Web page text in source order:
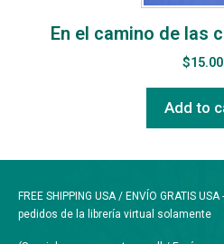
En el camino de las
$15.00
Add to
FREE SHIPPING USA / ENVÍO GRATIS
pedidos de la librería virtual solamente